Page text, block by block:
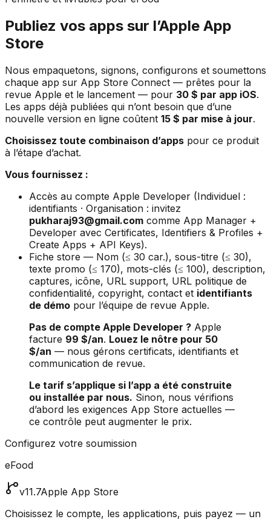
Publiez vos apps sur l’Apple App
Store
Nous empaquetons, signons, configurons et soumettons
chaque app sur App Store Connect — prêtes pour la
revue Apple et le lancement — pour 30 $ par app iOS.
Les apps déjà publiées qui n’ont besoin que d’une
nouvelle version en ligne coûtent 15 $ par mise à jour.
Choisissez toute combinaison d’apps pour ce produit
à l’étape d’achat.
Vous fournissez :
Accès au compte Apple Developer (Individuel :
identifiants · Organisation : invitez
pukharaj93@gmail.com comme App Manager +
Developer avec Certificates, Identifiers & Profiles +
Create Apps + API Keys).
Fiche store — Nom (≤ 30 car.), sous-titre (≤ 30),
texte promo (≤ 170), mots-clés (≤ 100), description,
captures, icône, URL support, URL politique de
confidentialité, copyright, contact et identifiants
de démo pour l’équipe de revue Apple.
Pas de compte Apple Developer ? Apple
facture 99 $/an. Louez le nôtre pour 50
$/an — nous gérons certificats, identifiants et
communication de revue.
Le tarif s’applique si l’app a été construite
ou installée par nous. Sinon, nous vérifions
d’abord les exigences App Store actuelles —
ce contrôle peut augmenter le prix.
Configurez votre soumission
eFood
v11.7Apple App Store
Choisissez le compte, les applications, puis payez — un